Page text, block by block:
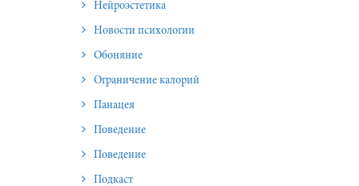
Нейроэстетика
Новости психологии
Обоняние
Ограничение калорий
Панацея
Поведение
Поведение
Подкаст